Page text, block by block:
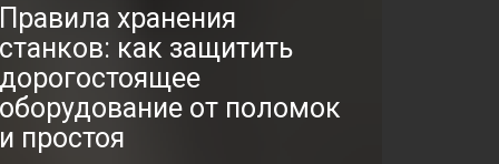
Правила хранения
станков: как защитить
дорогостоящее
оборудование от поломок
и простоя